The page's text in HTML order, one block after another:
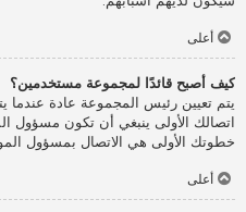
أعلى
كيف أصبح قائدًا لمجموعة مستخدمين؟
يتم تعيين رئيس المجموعة عادة عندما
اتصالك الأولى ينبغي أن تكون مسؤول
خطوتك الأولى هي الاتصال بمسؤول
أعلى